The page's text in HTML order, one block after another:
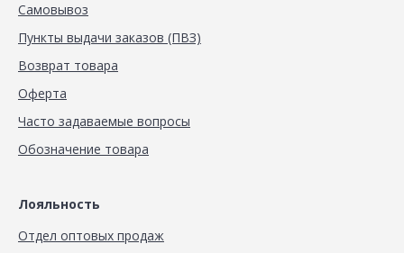
Самовывоз
Пункты выдачи заказов (ПВЗ)
Возврат товара
Оферта
Часто задаваемые вопросы
Обозначение товара
Лояльность
Отдел оптовых продаж